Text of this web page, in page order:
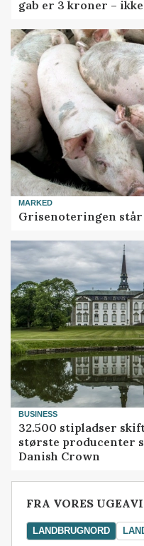
gab er 3 kroner –
MARKED
Grisenoteringen
BUSINESS
32.500 stipladser
største producenter
Danish Crown
FRA VORES
LANDBRUGNORD